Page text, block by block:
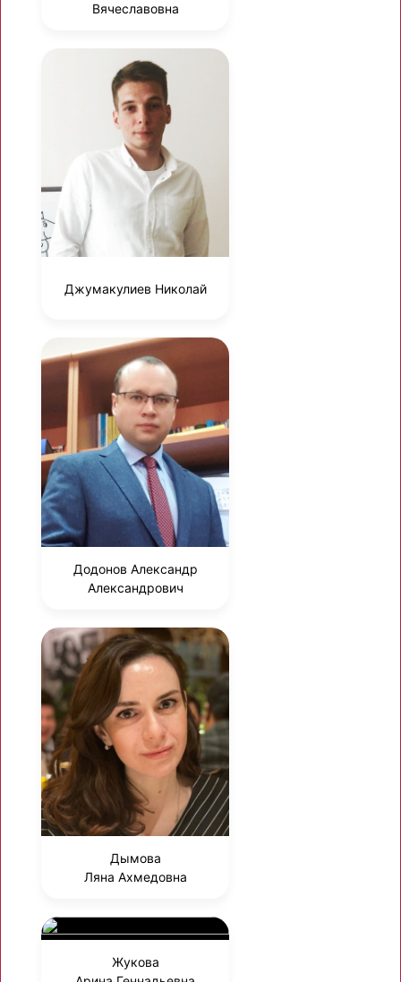
Вячеславовна
Джумакулиев Николай
Додонов Александр
Александрович
Дымова
Ляна Ахмедовна
Жукова